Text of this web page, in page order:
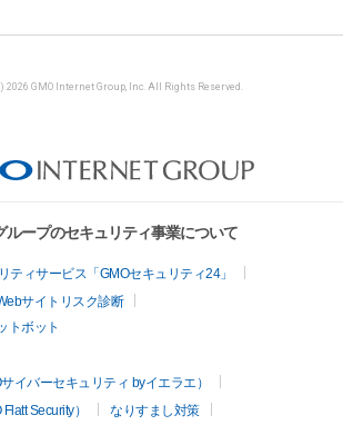
2026 GMO Internet Group, Inc. All Rights Reserved.
ループのセキュリティ事業について
ティサービス「GMOセキュリティ24」
サイトリスク診断
トボット
イバーセキュリティ byイエラエ）
Security）
なりすまし対策